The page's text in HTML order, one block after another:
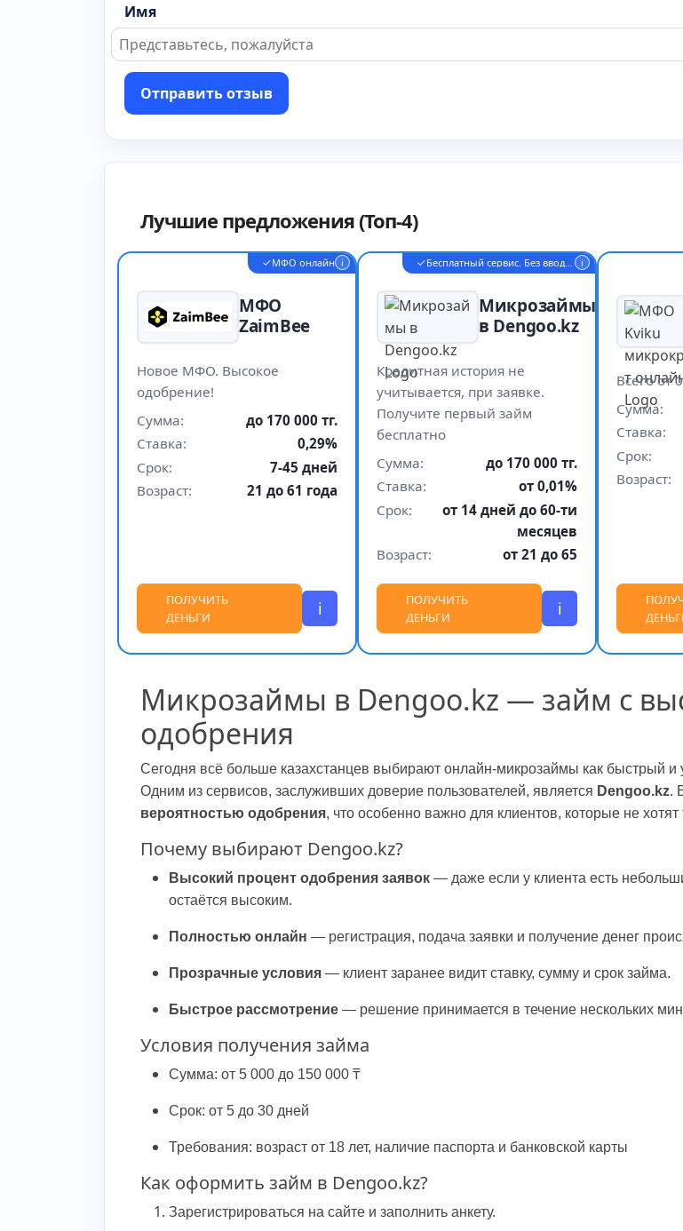
Имя
Отправить отзыв
Лучшие предложения (Топ-4)
✓МФО онлайн i
МФО
ZaimBee
Новое МФО. Высокое
одобрение!
Сумма:
до 170 000 тг.
Ставка:
0,29%
Срок:
7-45 дней
Возраст:
21 до 61 года
ПОЛУЧИТЬ
ДЕНЬГИ
i
✓ Бесплатный сервис. Без ввода карты i
Микрозаймы
в Dengoo.kz
Кредитная история не
учитывается, при заявке.
Получите первый займ
бесплатно
Сумма:
до 170 000 тг.
Ставка:
от 0,01%
Срок:
от 14 дней до 60-ти
месяцев
Возраст:
от 21 до 65
ПОЛУЧИТЬ
ДЕНЬГИ
i
Всего от
Сумма:
Ставка:
Срок:
Возраст:
Микрозаймы в Dengoo.kz — займ с
одобрения
Сегодня всё больше казахстанцев выбирают онлайн-микрозаймы как быстрый
Одним из сервисов, заслуживших доверие пользователей, является Dengoo.kz.
вероятностью одобрения, что особенно важно для клиентов, которые не
Почему выбирают Dengoo.kz?
Высокий процент одобрения заявок — даже если у клиента есть
остаётся высоким.
Полностью онлайн — регистрация, подача заявки и получение денег
Прозрачные условия — клиент заранее видит ставку, сумму и срок займа.
Быстрое рассмотрение — решение принимается в течение нескольких
Условия получения займа
Сумма: от 5 000 до 150 000 ₸
Срок: от 5 до 30 дней
Требования: возраст от 18 лет, наличие паспорта и банковской карты
Как оформить займ в Dengoo.kz?
Зарегистрироваться на сайте и заполнить анкету.